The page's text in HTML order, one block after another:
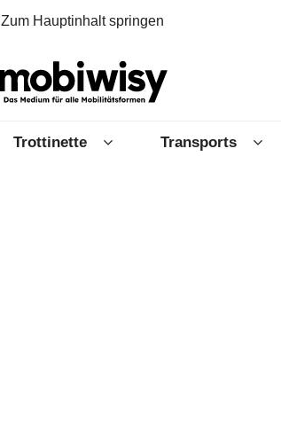
Zum Hauptinhalt springen
Trottinette Transports